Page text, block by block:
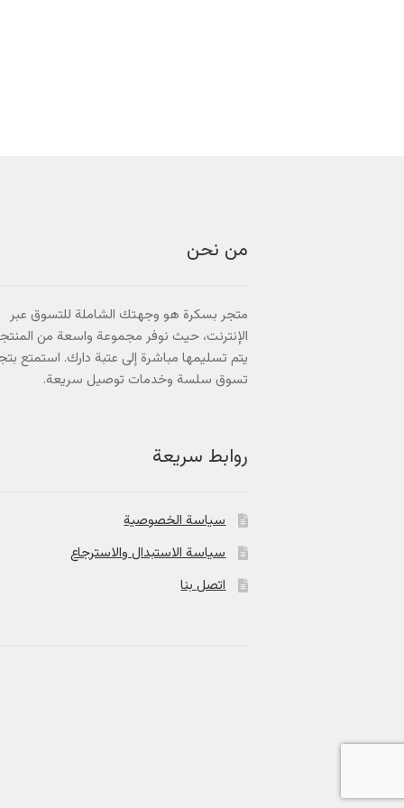
من نحن
متجر بسكرة هو وجهتك الشاملة للتسوق عبر
الإنترنت، حيث نوفر مجموعة واسعة من
يتم تسليمها مباشرة إلى عتبة دارك. استمتع
تسوق سلسة وخدمات توصيل سريعة.
روابط سريعة
سياسة الخصوصية
سياسة الاستبدال والاسترجاع
اتصل بنا